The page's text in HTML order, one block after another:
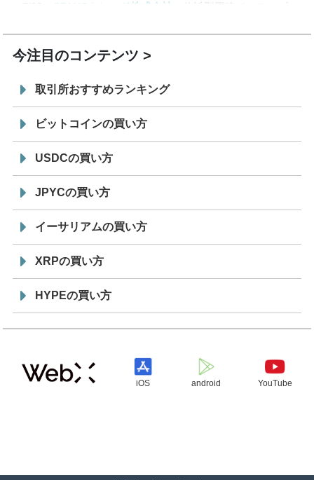
7/29
SBI VCトレード株式会社
信託型円建てステーブル
今注目のコンテンツ
取引所おすすめランキング
ビットコインの買い方
USDCの買い方
JPYCの買い方
イーサリアムの買い方
XRPの買い方
HYPEの買い方
iOS android YouTube